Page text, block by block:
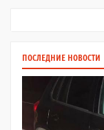
ПОСЛЕДНИЕ НОВОСТИ